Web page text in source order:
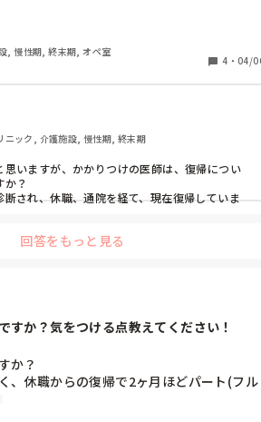
で、眠気が強くて寝てばかり。お腹が減
方ごろになり、ようやく思考が回ってきた
。まだまだ寝てる時間が多いですが、ぼー
たりもできるようになってきました。
ったりしてしまうので復職はまだ早いのか
ます。
て復帰できなければ退職になります。
てはいますが、パートで働くよりも、傷病
不安や焦燥感が強くなることを心配され、
んじゃない？と言われています。
んが、今の職場での復帰は諦めて退職し、
ートで雇ってもらえるところを探せたら
ではないので、回復できたら今の職場にパ
, 慢性期, 終末期, オペ室
4 ・ 04/
ニック, 介護施設, 慢性期, 終末期
思いますが、かかりつけの医師は、復帰につい
？
され、休職、通院を経て、現在復帰していま
って、医師に復帰したいと言いましたが、今無理
として、採用してくださるなら、慣れたところ
良いと思います。
いですね。
回答をもっと見る
すか？気をつける点教えてください！
か？
、休職からの復帰で2ヶ月ほどパート(フル
正社員に戻れたらいいなぁと考えていま